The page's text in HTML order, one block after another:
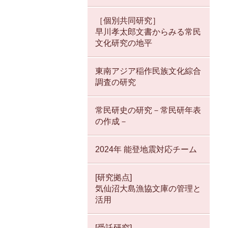
［個別共同研究］
早川孝太郎文書からみる常民
文化研究の地平
東南アジア稲作民族文化綜合
調査の研究
常民研史の研究－常民研年表
の作成－
2024年 能登地震対応チーム
[研究拠点]
気仙沼大島漁協文庫の管理と
活用